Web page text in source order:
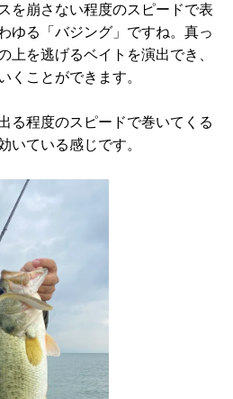
を崩さない程度のスピードで表
ゆる「バジング」ですね。真っ
上を逃げるベイトを演出でき、
くことができます。
る程度のスピードで巻いてくる
いている感じです。